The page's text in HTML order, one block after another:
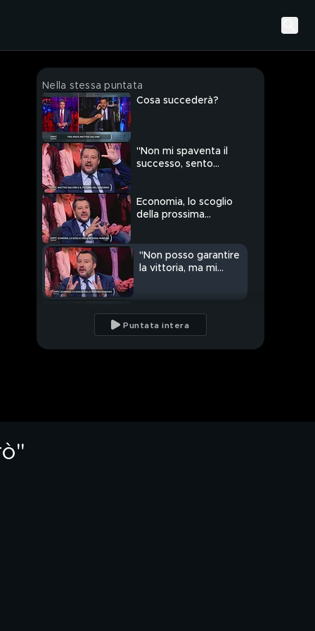
Nella stessa puntata
Cosa succederà?
"Non mi spaventa il
successo, sento
Economia, lo scoglio
della prossima
"Non posso garantire
la vittoria, ma mi
Puntata intera